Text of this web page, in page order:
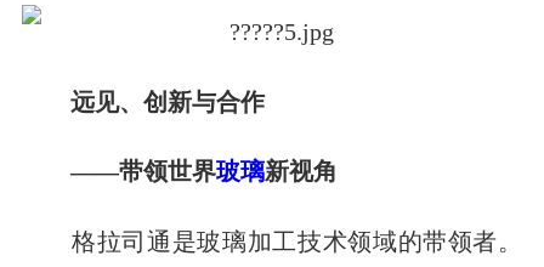
远见、创新与合作
——带领世界玻璃新视角
格拉司通是玻璃加工技术领域的带领者。